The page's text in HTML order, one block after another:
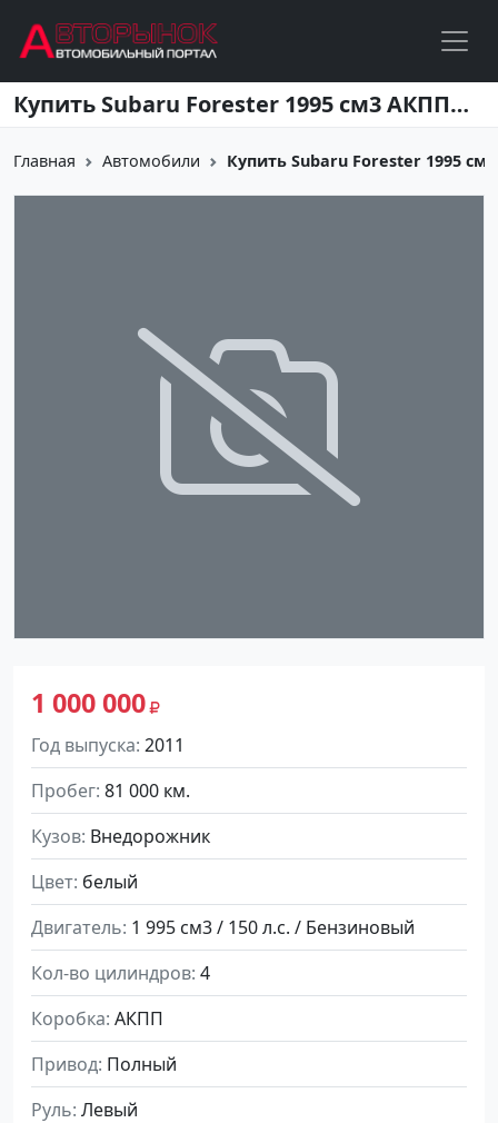
Перейти к основному содержанию Купить Subaru Forester 1995 см3 АКПП (150 л.с.) Бензиновый в Краснодар: цвет белый Внедорожник 2011 года по цене 1000000 рублей, объявление №6230 на сайте Авторынок23
Главная Автомобили Купить Subaru Forester 1995
1 000 000
Год выпуска 2011
Пробег 81 000 км.
Кузов Внедорожник
Цвет белый
Двигатель 1 995 см3 / 150 л.с. / Бензиновый
Кол-во цилиндров 4
Коробка АКПП
Привод Полный
Руль Левый